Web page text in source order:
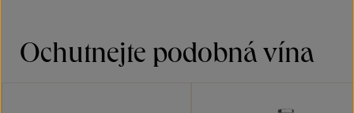
Ochutnejte podobná vína